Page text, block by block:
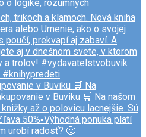
v Buviku 🛒 Na